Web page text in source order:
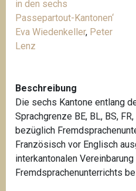
in den sechs
Passepartout-Kantonen‘
Eva Wiedenkeller, Peter
Lenz
Beschreibung
Die sechs Kantone entlang
Sprachgrenze BE, BL, BS,
bezüglich
Französisch vor Englisch
interkantonalen
Fremdsprachenunterrichts